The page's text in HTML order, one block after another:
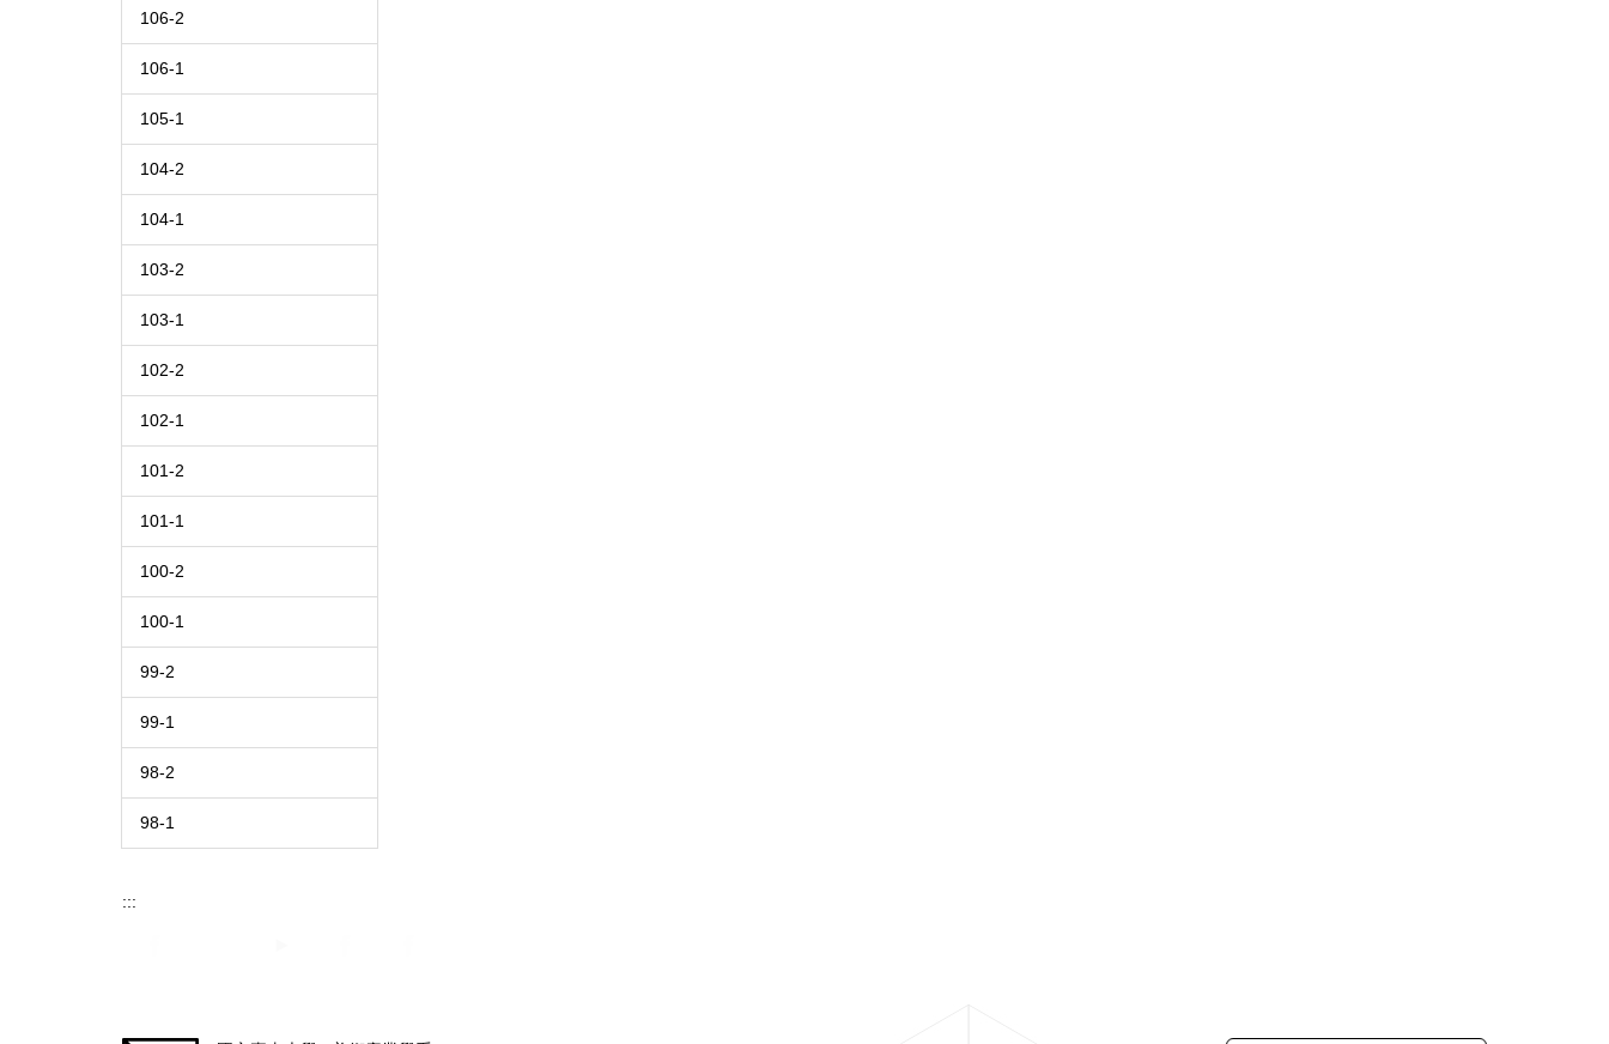
106-2
106-1
105-1
104-2
104-1
103-2
103-1
102-2
102-1
101-2
101-1
100-2
100-1
99-2
99-1
98-2
98-1
:::